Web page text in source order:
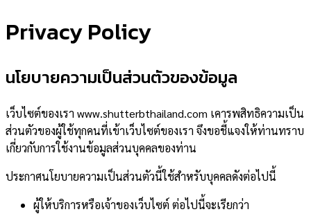
Privacy Policy
นโยบายความเป็นส่วนตัวของข้อมูล
เว็บไซต์ของเรา www.shutterbthailand.com เคารพสิทธิความเป็น
ส่วนตัวของผู้ใช้ทุกคนที่เข้าเว็บไซต์ของเรา จึงขอชี้แจงให้ท่านทราบ
เกี่ยวกับการใช้งานข้อมูลส่วนบุคคลของท่าน
ประกาศนโยบายความเป็นส่วนตัวนี้ใช้สำหรับบุคคลดังต่อไปนี้
ผู้ให้บริการหรือเจ้าของเว็บไซต์ ต่อไปนี้จะเรียกว่า